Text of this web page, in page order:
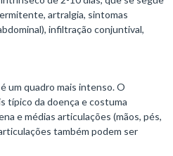
artralgia, sintomas
infiltração conjuntival,
um quadro mais intenso. O
típico da doença e costuma
e médias articulações (mãos, pés,
também podem ser